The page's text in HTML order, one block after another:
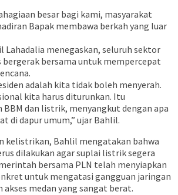
besar bagi kami, masyarakat
Bapak membawa berkah yang luar
Lahadalia menegaskan, seluruh sektor
bergerak bersama untuk mempercepat
adalah kita tidak boleh menyerah.
kita harus diturunkan. Itu
BBM dan listrik, menyangkut dengan apa
di dapur umum,” ujar Bahlil.
kelistrikan, Bahlil mengatakan bahwa
dilakukan agar suplai listrik segera
bersama PLN telah menyiapkan
untuk mengatasi gangguan jaringan
medan yang sangat berat.